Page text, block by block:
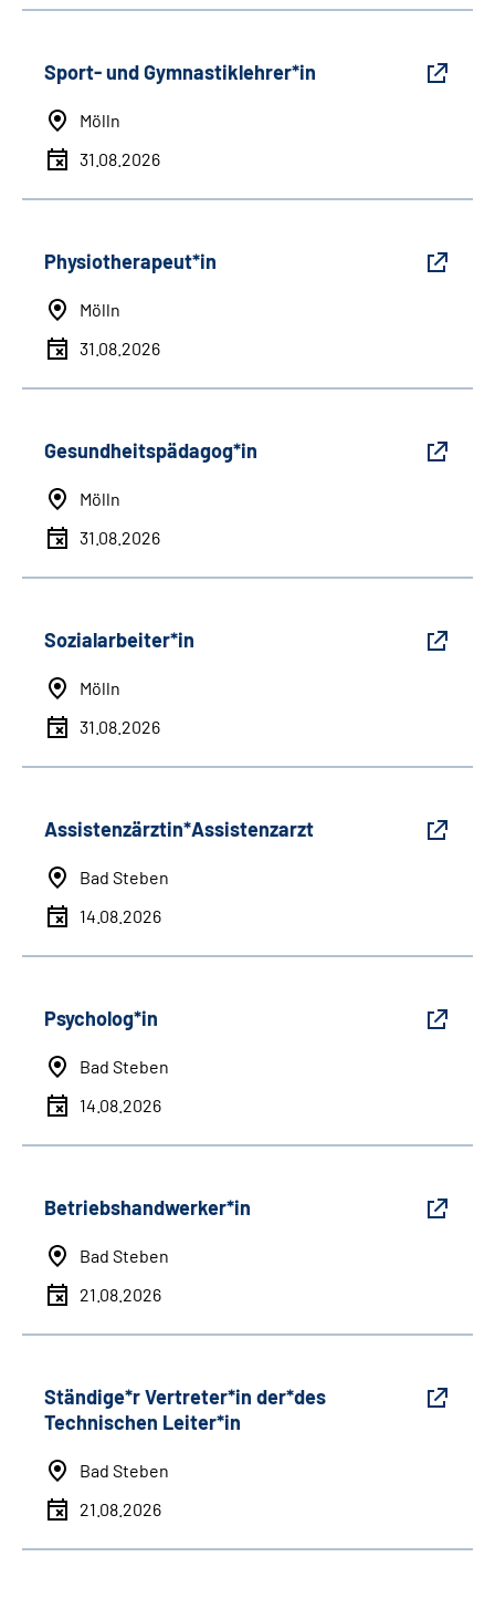
Sport- und Gymnastiklehrer*in
Mölln
31.08.2026
Physiotherapeut*in
Mölln
31.08.2026
Gesundheitspädagog*in
Mölln
31.08.2026
Sozialarbeiter*in
Mölln
31.08.2026
Assistenzärztin*Assistenzarzt
Bad Steben
14.08.2026
Psycholog*in
Bad Steben
14.08.2026
Betriebshandwerker*in
Bad Steben
21.08.2026
Ständige*r Vertreter*in der*des
Technischen Leiter*in
Bad Steben
21.08.2026